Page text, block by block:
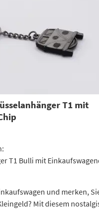
T1 mit
T1 Bulli mit
und merken,
Mit diesem